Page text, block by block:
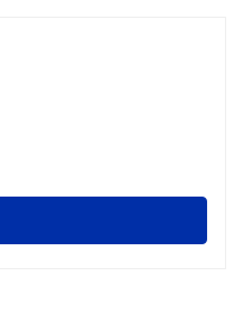
合通常在首选之列。如果
在一起，从而达到移动装
势是采用多个处理器，
非常好的解决方案。对